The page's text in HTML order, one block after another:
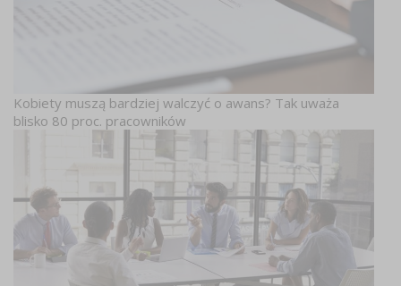
Kobiety muszą bardziej walczyć o awans? Tak uważa
blisko 80 proc. pracowników